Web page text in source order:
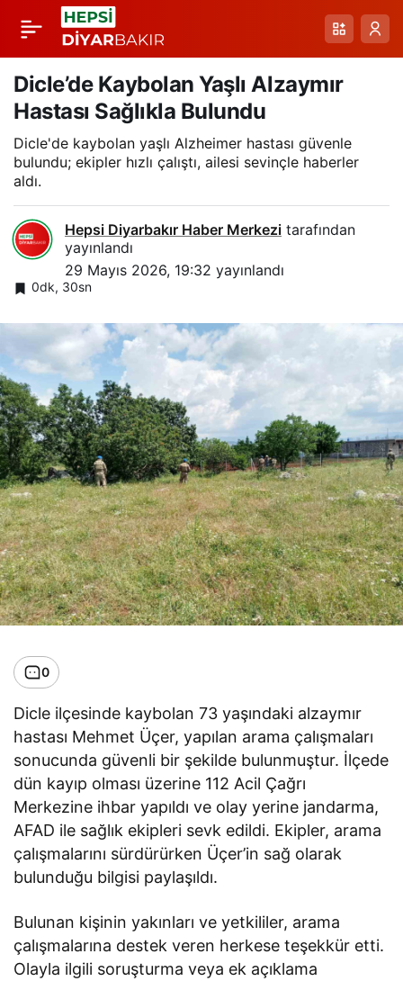
Dicle’de Kaybolan Yaşlı Alzaymır
Hastası Sağlıkla Bulundu
Dicle'de kaybolan yaşlı Alzheimer hastası güvenle
bulundu; ekipler hızlı çalıştı, ailesi sevinçle haberler
aldı.
Hepsi Diyarbakır Haber Merkezi tarafından
yayınlandı
29 Mayıs 2026, 19:32 yayınlandı
0dk, 30sn
0
Dicle ilçesinde kaybolan 73 yaşındaki alzaymır
hastası Mehmet Üçer, yapılan arama çalışmaları
sonucunda güvenli bir şekilde bulunmuştur. İlçede
dün kayıp olması üzerine 112 Acil Çağrı
Merkezine ihbar yapıldı ve olay yerine jandarma,
AFAD ile sağlık ekipleri sevk edildi. Ekipler, arama
çalışmalarını sürdürürken Üçer’in sağ olarak
bulunduğu bilgisi paylaşıldı.
Bulunan kişinin yakınları ve yetkililer, arama
çalışmalarına destek veren herkese teşekkür etti.
Olayla ilgili soruşturma veya ek açıklama
Dicle’de 73 Yaşındaki
Alzheimer Hastası
Mehmet Üçer İçin
Arama Çalışmaları
Devam Ediyor
Paylaş